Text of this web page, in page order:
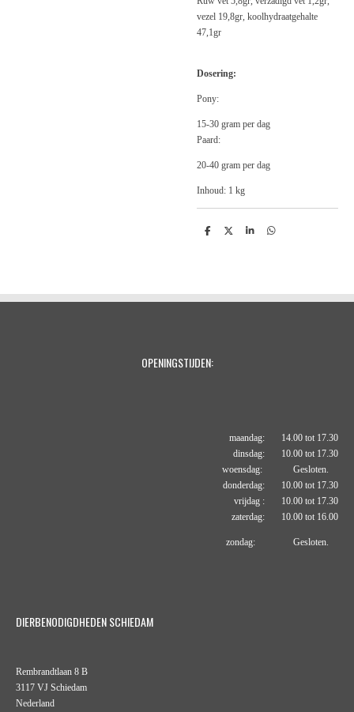
vezel 19,8gr, koolhydraatgehalte
47,1gr
Dosering:
Pony:
15-30 gram per dag
Paard:
20-40 gram per dag
Inhoud: 1 kg
D
D
S
D
OPENINGSTIJDEN:
maandag: 14.00 tot 17.30
dinsdag: 10.00 tot 17.30
woensdag: Gesloten.
donderdag: 10.00 tot 17.30
vrijdag : 10.00 tot 17.30
zaterdag: 10.00 tot 16.00
zondag: Gesloten.
DIERBENODIGDHEDEN SCHIEDAM
Rembrandtlaan 8 B
3117 VJ Schiedam
Nederland